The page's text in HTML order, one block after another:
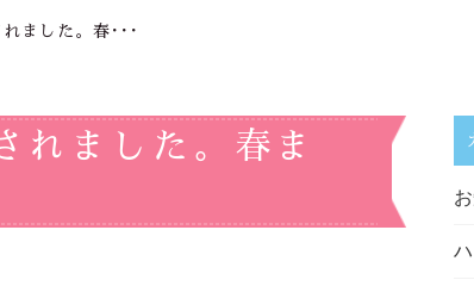
ました。春･･･
れました。春ま